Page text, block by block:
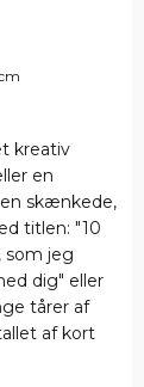
kreativ
en
skænkede,
titlen: "10
som jeg
dig" eller
tårer af
af kort